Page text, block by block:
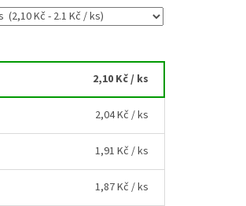
2,10 Kč/ ks
2,04 Kč / ks
1,91 Kč / ks
1,87 Kč / ks